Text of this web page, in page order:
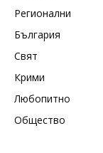
Регионални
България
Свят
Крими
Любопитно
Общество